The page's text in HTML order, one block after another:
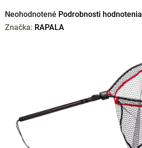
Priemerné
hodnotenie
Neohodnotené Podrobnosti hodnotenia
Značka: RAPALA